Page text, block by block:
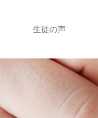
生徒の声